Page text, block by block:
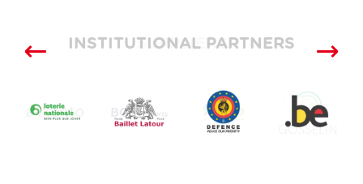
SUPPLIERS
INSTITUTIONAL PARTNERS